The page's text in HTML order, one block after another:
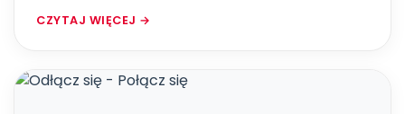
CZYTAJ WIĘCEJ →